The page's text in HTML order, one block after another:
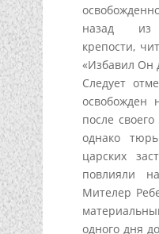
назад из
крепости,
«Избавил Он
Следует
освобожден
после
однако
царских
повлияли
Мителер
одного дня